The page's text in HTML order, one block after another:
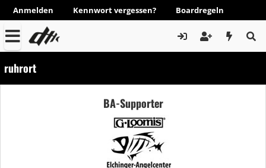
Anmelden Kennwort vergessen? Boardregeln
ruhrort
BA-Supporter